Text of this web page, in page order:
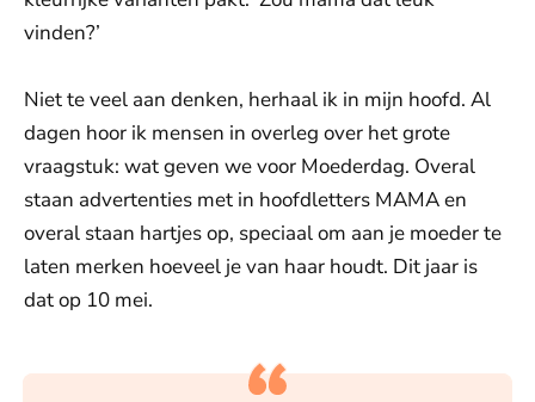
vinden?’
Niet te veel aan denken, herhaal ik in mijn hoofd. Al
dagen hoor ik mensen in overleg over het grote
vraagstuk: wat geven we voor Moederdag. Overal
staan advertenties met in hoofdletters MAMA en
overal staan hartjes op, speciaal om aan je moeder te
laten merken hoeveel je van haar houdt. Dit jaar is
dat op 10 mei.